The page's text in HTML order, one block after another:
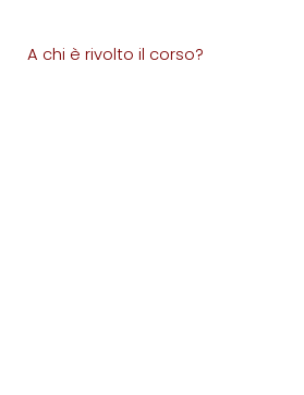
A chi è rivolto il corso?